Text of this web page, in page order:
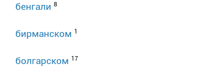
бенгали 8
бирманском 1
болгарском 17